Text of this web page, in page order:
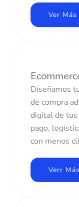
Ver Más
Diseñamos
de compra
digital de
pago,
con menos
Verr Más